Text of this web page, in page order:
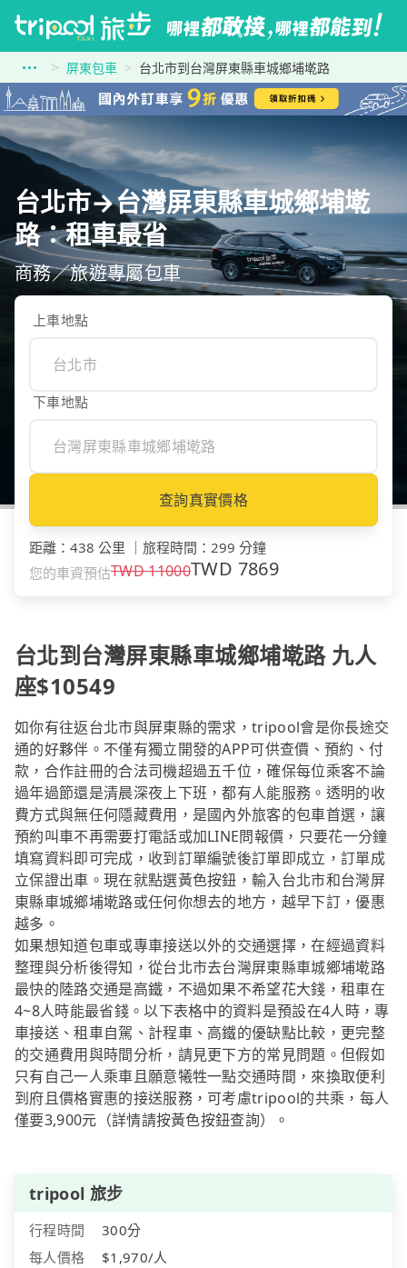
屏東包車 台北市到台灣屏東縣車城鄉埔墘路
台北市→台灣屏東縣車城鄉埔墘
路：租車最省
商務／旅遊專屬包車
上車地點
下車地點
查詢真實價格
距離 ： 438 公里 旅程時間 ： 299 分鐘
您的車資預估TWD11000TWD 7869
台北到台灣屏東縣車城鄉埔墘路 九人
座$10549
如你有往返台北市與屏東縣的需求，tripool會是你長途交
通的好夥伴。不僅有獨立開發的APP可供查價、預約、付
款，合作註冊的合法司機超過五千位，確保每位乘客不論
過年過節還是清晨深夜上下班，都有人能服務。透明的收
費方式與無任何隱藏費用，是國內外旅客的包車首選，讓
預約叫車不再需要打電話或加LINE問報價，只要花一分鐘
填寫資料即可完成，收到訂單編號後訂單即成立，訂單成
立保證出車。現在就點選黃色按鈕，輸入台北市和台灣屏
東縣車城鄉埔墘路或任何你想去的地方，越早下訂，優惠
越多。
如果想知道包車或專車接送以外的交通選擇，在經過資料
整理與分析後得知，從台北市去台灣屏東縣車城鄉埔墘路
最快的陸路交通是高鐵，不過如果不希望花大錢，租車在
4~8人時能最省錢。以下表格中的資料是預設在4人時，專
車接送、租車自駕、計程車、高鐵的優缺點比較，更完整
的交通費用與時間分析，請見更下方的常見問題。但假如
只有自己一人乘車且願意犧牲一點交通時間，來換取便利
到府且價格實惠的接送服務，可考慮tripool的共乘，每人
僅要3,900元（詳情請按黃色按鈕查詢）。
tripool 旅步
行程時間
300分
每人價格
$1,970/人